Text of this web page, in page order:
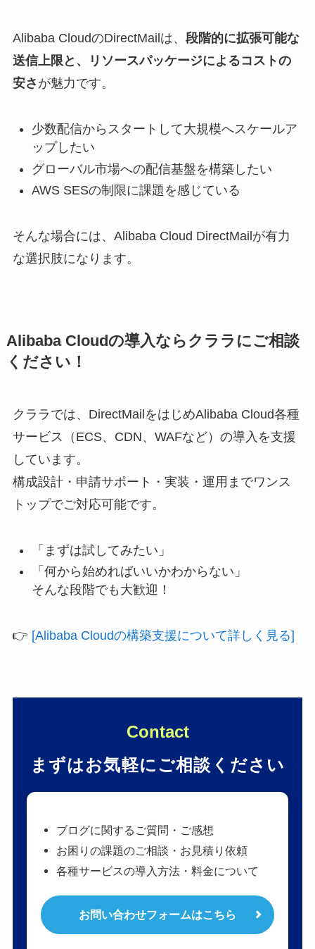
Alibaba CloudのDirectMailは、 段階的に拡張可能な
送信上限と、リソースパッケージによるコストの
安さ が魅力です。
少数配信からスタートして大規模へスケールア
ップしたい
グローバル市場への配信基盤を構築したい
AWS SESの制限に課題を感じている
そんな場合には、Alibaba Cloud DirectMailが有力
な選択肢になります。
Alibaba Cloudの導入ならクララにご相談
ください！
クララでは、DirectMailをはじめAlibaba Cloud各種
サービス（ECS、CDN、WAFなど）の導入を支援
しています。
構成設計・申請サポート・実装・運用までワンス
トップでご対応可能です。
「まずは試してみたい」
「何から始めればいいかわからない」
そんな段階でも大歓迎！
👉 [Alibaba Cloudの構築支援について詳しく見る]
Contact
まずはお気軽にご相談ください
ブログに関するご質問・ご感想
お困りの課題のご相談・お見積り依頼
各種サービスの導入方法・料金について
お問い合わせフォームはこちら